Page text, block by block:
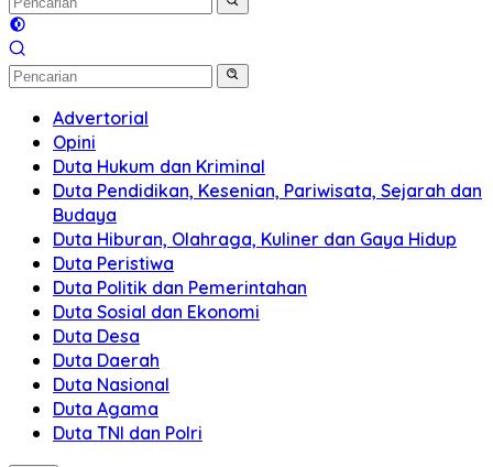
Advertorial
Opini
Duta Hukum dan Kriminal
Duta Pendidikan, Kesenian, Pariwisata, Sejarah dan
Budaya
Duta Hiburan, Olahraga, Kuliner dan Gaya Hidup
Duta Peristiwa
Duta Politik dan Pemerintahan
Duta Sosial dan Ekonomi
Duta Desa
Duta Daerah
Duta Nasional
Duta Agama
Duta TNI dan Polri